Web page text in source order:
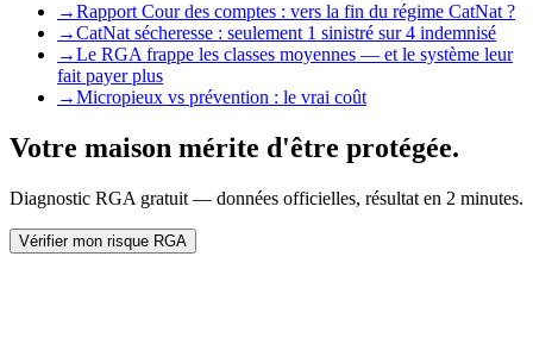
→Rapport Cour des comptes : vers la fin du régime CatNat ?
→CatNat sécheresse : seulement 1 sinistré sur 4 indemnisé
→Le RGA frappe les classes moyennes — et le système leur
fait payer plus
→Micropieux vs prévention : le vrai coût
Votre maison mérite d'être protégée.
Diagnostic RGA gratuit — données officielles, résultat en 2 minutes.
Vérifier mon risque RGA